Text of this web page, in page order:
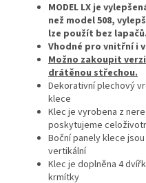
MODEL LX je
než model 508,
lze použít bez lapačů.
Vhodné pro vnitřní i
Možno zakoupit
drátěnou střechou.
Dekorativní plechový
klece
Klec je vyrobena z
poskytujeme
Boční panely klece
vertikální
Klec je doplněna 4
krmítky